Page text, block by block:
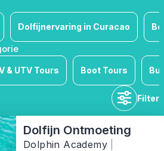
Dolfijnervaring in Curacao
& UTV Tours Boot Tours
Filter
Dolfijn Ontmoeting
Dolphin Academy